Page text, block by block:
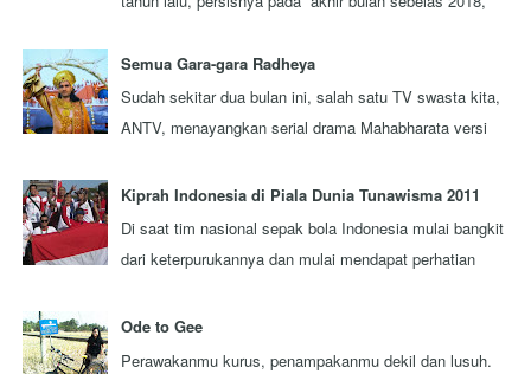
Semua Gara-gara Radheya
Sudah sekitar dua bulan ini, salah satu TV swasta kita,
ANTV, menayangkan serial drama Mahabharata versi
Kiprah Indonesia di Piala Dunia Tunawisma 2011
Di saat tim nasional sepak bola Indonesia mulai bangkit
dari keterpurukannya dan mulai mendapat perhatian
Ode to Gee
Perawakanmu kurus, penampakanmu dekil dan lusuh.